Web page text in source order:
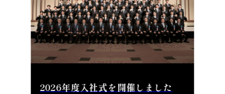
2026年度入社式を開催しました